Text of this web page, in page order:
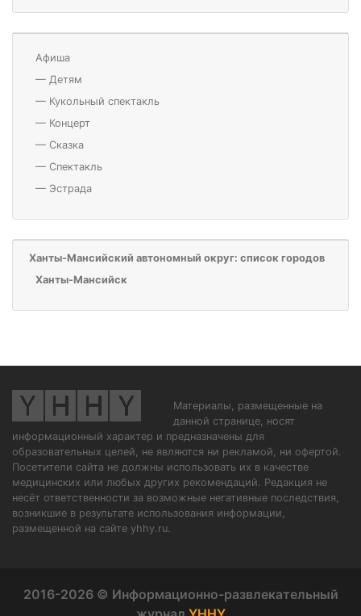
Афиша
— Детям
— Кукольный спектакль
— Концерт
— Сказка
— Спектакль
— Эстрада
Ханты-Мансийский автономный округ: список городов
Ханты-Мансийск
Материалы, размещенные на
данной странице, носят
информационный характер и предназначены для
образовательных целей, не являются ни рекламой, ни офертой.
Посетители сайта не должны использовать их в качестве
медицинских или любых других рекомендаций. Редакция не
несёт ответственности за возможные негативные последствия,
возникшие в результате использования информации,
размещенной на сайте yhhy.ru.
2016-2026 © Информационно-развлекательный